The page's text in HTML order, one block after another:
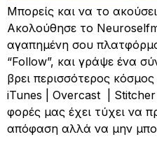
Μπορείς και να το
Ακολούθησε το
αγαπημένη σου
“Follow”, και γράψε ένα
βρει περισσότερος
iTunes | Overcast |
φορές μας έχει τύχει να
απόφαση αλλά να μην